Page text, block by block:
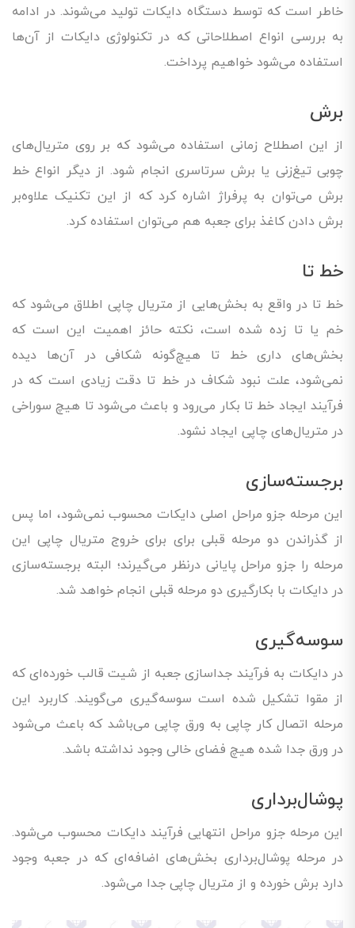
خاطر است که توسط دستگاه دایکات تولید می‌شوند. در ادامه
به بررسی انواع اصطلاحاتی که در تکنولوژی دایکات از آن‌ها
استفاده می‌شود خواهیم پرداخت.
برش
از این اصطلاح زمانی استفاده می‌شود که بر روی متریال‌های
چوبی تیغ‌زنی یا برش سرتاسری انجام شود. از دیگر انواع خط
برش می‌توان به پرفراژ اشاره کرد که از این تکنیک علاوه‌بر
برش دادن کاغذ برای جعبه هم می‌توان استفاده کرد.
خط تا
خط تا در واقع به بخش‌هایی از متریال چاپی اطلاق می‌شود که
خم یا تا زده شده است، نکته حائز اهمیت این است که
بخش‌های داری خط تا هیچ‌گونه شکافی در آن‌ها دیده
نمی‌شود، علت نبود شکاف در خط تا دقت زیادی است که در
فرآیند ایجاد خط تا بکار می‌رود و باعث می‌شود تا هیچ سوراخی
در متریال‌های چاپی ایجاد نشود.
برجسته‌سازی
این مرحله جزو مراحل اصلی دایکات محسوب نمی‌شود، اما پس
از گذراندن دو مرحله قبلی برای برای خروج متریال چاپی این
مرحله را جزو مراحل پایانی درنظر می‌گیرند؛ البته برجسته‌سازی
در دایکات با بکارگیری دو مرحله قبلی انجام خواهد شد.
سوسه‌گیری
در دایکات به فرآیند جداسازی جعبه از شیت قالب خورده‌ای که
از مقوا تشکیل شده است سوسه‌گیری می‌گویند. کاربرد این
مرحله اتصال کار چاپی به ورق چاپی می‌باشد که باعث می‌شود
در ورق جدا شده هیچ فضای خالی وجود نداشته باشد.
پوشال‌برداری
این مرحله جزو مراحل انتهایی فرآیند دایکات محسوب می‌شود.
در مرحله پوشال‌برداری بخش‌های اضافه‌ای که در جعبه وجود
دارد برش خورده و از متریال چاپی جدا می‌شود.